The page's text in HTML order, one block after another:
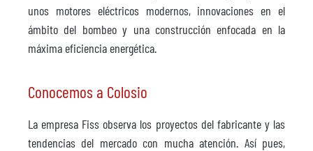
unos motores eléctricos modernos, innovaciones en el
ámbito del bombeo y una construcción enfocada en la
máxima eficiencia energética.
Conocemos a Colosio
La empresa Fiss observa los proyectos del fabricante y las
tendencias del mercado con mucha atención. Así pues,